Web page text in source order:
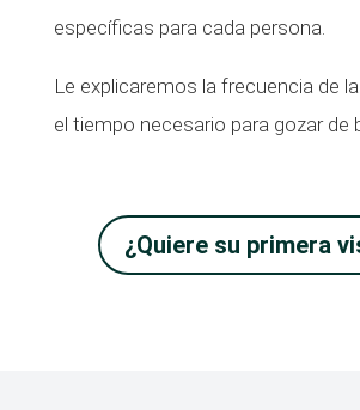
específicas para cada persona.
Le explicaremos la frecuencia de
el tiempo necesario para gozar de
¿Quiere su primera